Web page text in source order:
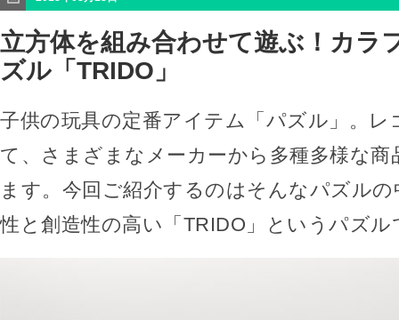
立方体を組み合わせて遊ぶ！カラ
ズル「TRIDO」
子供の玩具の定番アイテム「パズル」。レ
て、さまざまなメーカーから多種多様な商
ます。今回ご紹介するのはそんなパズル
性と創造性の高い「TRIDO」というパズル